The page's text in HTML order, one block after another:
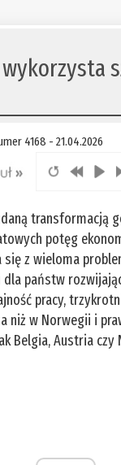
4168 - 21.04.2026
transformacją
potęg
się z wieloma
państw
pracy,
niż w Norwegii i
Belgia, Austria czy